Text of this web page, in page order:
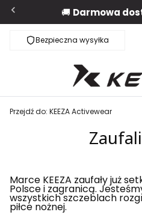
🚚 Darmowa
Bezpieczna wysyłka
Przejdź do: KEEZA Activewear
Marce KEEZA zaufały już
Polsce i zagranicą.
wszystkich szczeblach
piłce nożnej.